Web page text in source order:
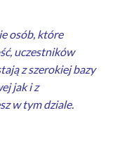
osób, które
, uczestników
z szerokiej bazy
jak i z
w tym dziale.